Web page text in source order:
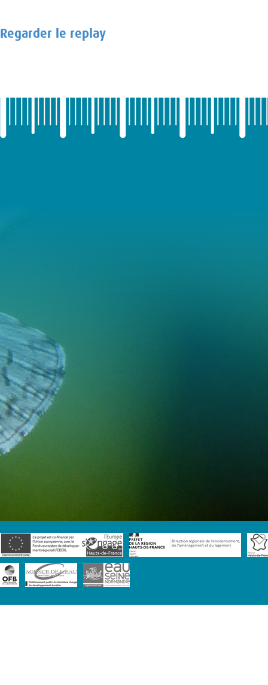
Regarder le replay